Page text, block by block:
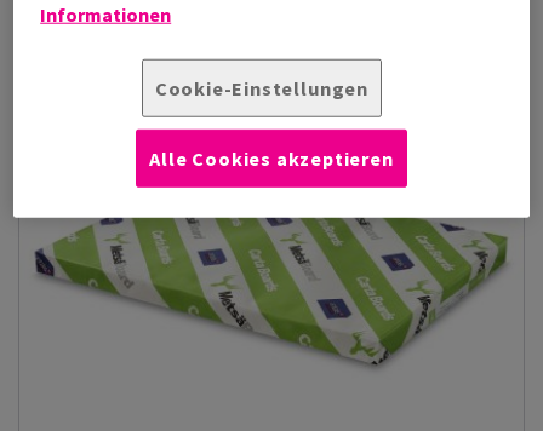
Informationen
Cookie-Einstellungen
Alle Cookies akzeptieren